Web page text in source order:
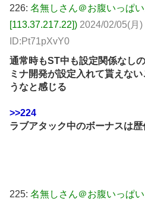
226: 名無しさん＠お腹いっぱ
[113.37.217.22]) 2024/02/05(月
ID:Pt71pXvY0
通常時もST中も設定関係なし
ミナ開発が設定入れて貰えな
うなと感じる
>>224
ラブアタック中のボーナスは
225: 名無しさん＠お腹いっぱ